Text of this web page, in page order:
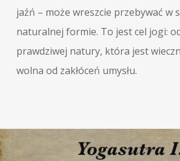
jaźń – może wreszcie przebywać w
naturalnej formie. To jest cel jogi:
prawdziwej natury, która jest
wolna od zakłóceń umysłu.